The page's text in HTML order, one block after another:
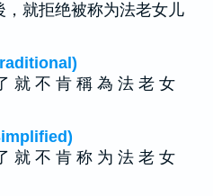
，就拒绝被称为法老女儿
就 不 肯 稱 為 法 老 女
就 不 肯 称 为 法 老 女